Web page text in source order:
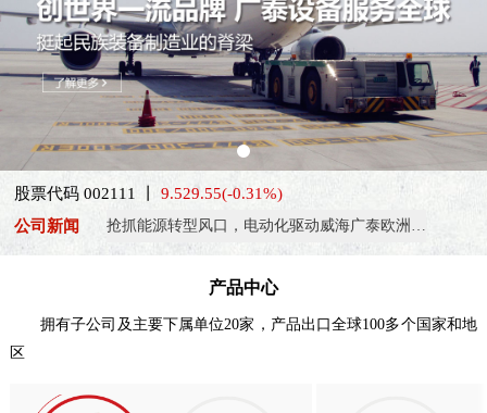
股票代码 002111 丨9.529.55(-0.31%)
公司新闻
喜报！威海广泰ESG评级荣获AAA级 可持续发展实力获权威…
热烈庆祝中国共产党成立105周年！
喜报！威海广泰ESG评级荣获AAA级 可持续发展实力获权威…
热烈庆祝中国共产党成立105周年！
产品中心
拥有子公司及主要下属单位20家，产品出口全球100多个国家和地
区